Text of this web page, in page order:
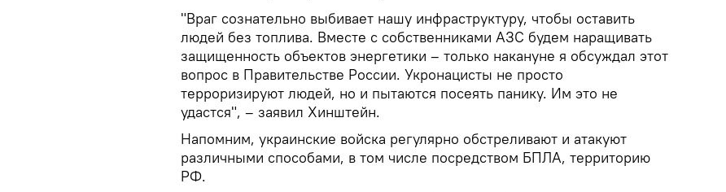
"Враг сознательно выбивает нашу инфраструктуру, чтобы оставить
людей без топлива. Вместе с собственниками АЗС будем наращивать
защищенность объектов энергетики – только накануне я обсуждал этот
вопрос в Правительстве России. Укронацисты не просто
терроризируют людей, но и пытаются посеять панику. Им это не
удастся", – заявил Хинштейн.
Напомним, украинские войска регулярно обстреливают и атакуют
различными способами, в том числе посредством БПЛА, территорию
РФ.